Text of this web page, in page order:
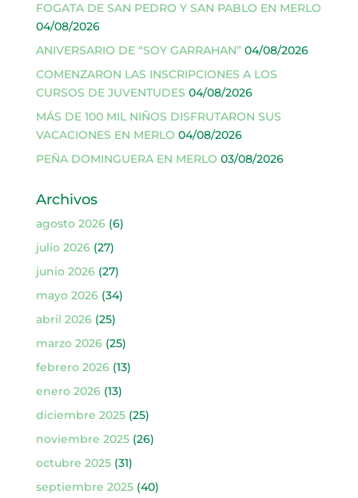
FOGATA DE SAN PEDRO Y SAN PABLO EN MERLO
04/08/2026
ANIVERSARIO DE “SOY GARRAHAN” 04/08/2026
COMENZARON LAS INSCRIPCIONES A LOS
CURSOS DE JUVENTUDES 04/08/2026
MÁS DE 100 MIL NIÑOS DISFRUTARON SUS
VACACIONES EN MERLO 04/08/2026
PEÑA DOMINGUERA EN MERLO 03/08/2026
Archivos
agosto 2026(6)
julio 2026(27)
junio 2026(27)
mayo 2026(34)
abril 2026(25)
marzo 2026(25)
febrero 2026(13)
enero 2026(13)
diciembre 2025(25)
noviembre 2025(26)
octubre 2025(31)
septiembre 2025(40)